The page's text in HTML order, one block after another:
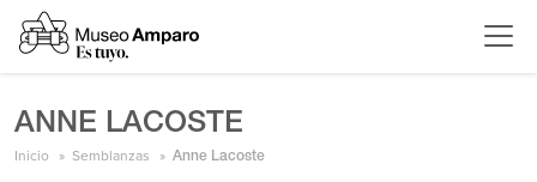
ANNE LACOSTE
Inicio Semblanzas Anne Lacoste